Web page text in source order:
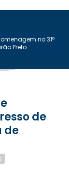
no 31º
Preto
de
de